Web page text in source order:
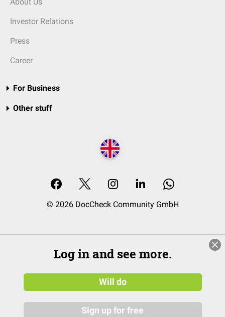
Investor Relations
Press
Career
For Business
Other stuff
© 2026 DocCheck Community GmbH
Log in and see more.
Will do
Sign up for free